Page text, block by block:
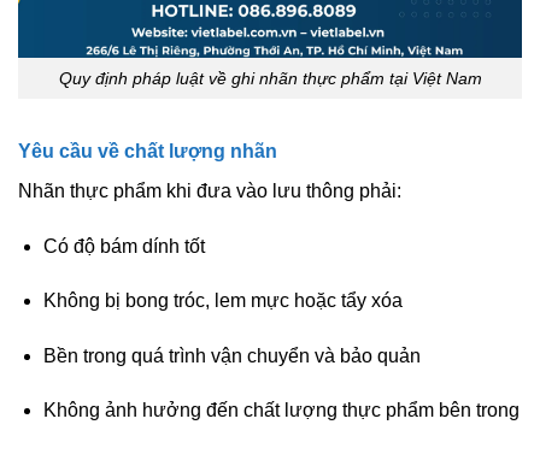
Quy định pháp luật về ghi nhãn thực phẩm tại Việt Nam
Yêu cầu về chất lượng nhãn
Nhãn thực phẩm khi đưa vào lưu thông phải:
Có độ bám dính tốt
Không bị bong tróc, lem mực hoặc tẩy xóa
Bền trong quá trình vận chuyển và bảo quản
Không ảnh hưởng đến chất lượng thực phẩm bên trong